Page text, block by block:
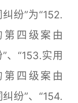
纷”为“152.
四级案由
、“153.实用
四级案由
纷”、“154.